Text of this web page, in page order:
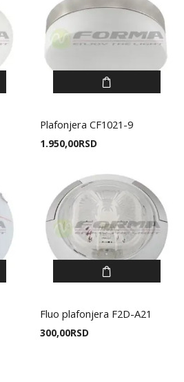
Plafonjera CF1021-9
1.950,00RSD
Fluo plafonjera F2D-A21
300,00RSD